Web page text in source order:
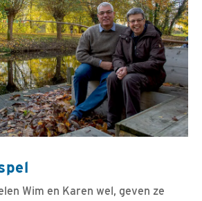
Wim en Karen wel, geven ze